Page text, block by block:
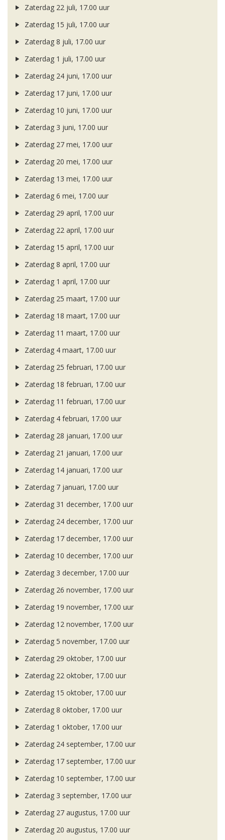
Zaterdag 22 juli, 17.00 uur
Zaterdag 15 juli, 17.00 uur
Zaterdag 8 juli, 17.00 uur
Zaterdag 1 juli, 17.00 uur
Zaterdag 24 juni, 17.00 uur
Zaterdag 17 juni, 17.00 uur
Zaterdag 10 juni, 17.00 uur
Zaterdag 3 juni, 17.00 uur
Zaterdag 27 mei, 17.00 uur
Zaterdag 20 mei, 17.00 uur
Zaterdag 13 mei, 17.00 uur
Zaterdag 6 mei, 17.00 uur
Zaterdag 29 april, 17.00 uur
Zaterdag 22 april, 17.00 uur
Zaterdag 15 april, 17.00 uur
Zaterdag 8 april, 17.00 uur
Zaterdag 1 april, 17.00 uur
Zaterdag 25 maart, 17.00 uur
Zaterdag 18 maart, 17.00 uur
Zaterdag 11 maart, 17.00 uur
Zaterdag 4 maart, 17.00 uur
Zaterdag 25 februari, 17.00 uur
Zaterdag 18 februari, 17.00 uur
Zaterdag 11 februari, 17.00 uur
Zaterdag 4 februari, 17.00 uur
Zaterdag 28 januari, 17.00 uur
Zaterdag 21 januari, 17.00 uur
Zaterdag 14 januari, 17.00 uur
Zaterdag 7 januari, 17.00 uur
Zaterdag 31 december, 17.00 uur
Zaterdag 24 december, 17.00 uur
Zaterdag 17 december, 17.00 uur
Zaterdag 10 december, 17.00 uur
Zaterdag 3 december, 17.00 uur
Zaterdag 26 november, 17.00 uur
Zaterdag 19 november, 17.00 uur
Zaterdag 12 november, 17.00 uur
Zaterdag 5 november, 17.00 uur
Zaterdag 29 oktober, 17.00 uur
Zaterdag 22 oktober, 17.00 uur
Zaterdag 15 oktober, 17.00 uur
Zaterdag 8 oktober, 17.00 uur
Zaterdag 1 oktober, 17.00 uur
Zaterdag 24 september, 17.00 uur
Zaterdag 17 september, 17.00 uur
Zaterdag 10 september, 17.00 uur
Zaterdag 3 september, 17.00 uur
Zaterdag 27 augustus, 17.00 uur
Zaterdag 20 augustus, 17.00 uur